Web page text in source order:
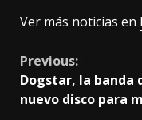
Ver más noticias en
Continue
Reading
Previous:
Dogstar, la banda
nuevo disco para